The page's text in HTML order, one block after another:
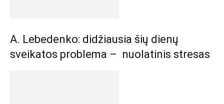
A. Lebedenko: didžiausia šių dienų
sveikatos problema – nuolatinis stresas